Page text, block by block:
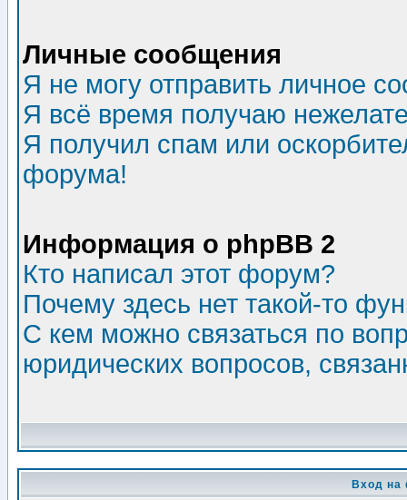
Личные сообщения
Я не могу отправить личное
Я всё время получаю
Я получил спам или
форума!
Информация о phpBB 2
Кто написал этот форум?
Почему здесь нет такой-то
С кем можно связаться по
юридических вопросов,
Вход на